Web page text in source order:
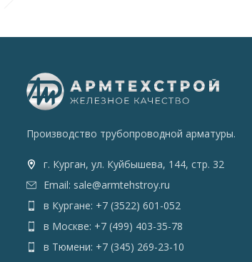
Производство трубопроводной арматуры.
г. Курган, ул. Куйбышева, 144, стр. 32
Email: sale@armtehstroy.ru
в Кургане: +7 (3522) 601-052
в Москве: +7 (499) 403-35-78
в Тюмени: +7 (345) 269-23-10